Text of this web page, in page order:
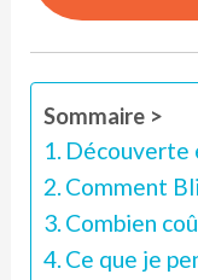
Sommaire >
Découverte
Comment
Combien
Ce que je